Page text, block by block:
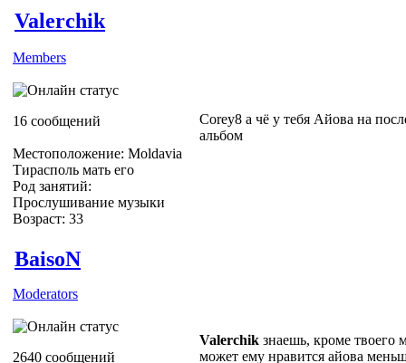
Valerchik
Members
16 сообщений
Местоположение: Moldavia
Тирасполь мать его
Род занятий:
Прослушивание музыки
Возраст: 33
Corey8 а чё у тебя Айова на
альбом
BaisoN
Moderators
2640 сообщений
Valerchik знаешь, кроме твоего
может ему нравится айова